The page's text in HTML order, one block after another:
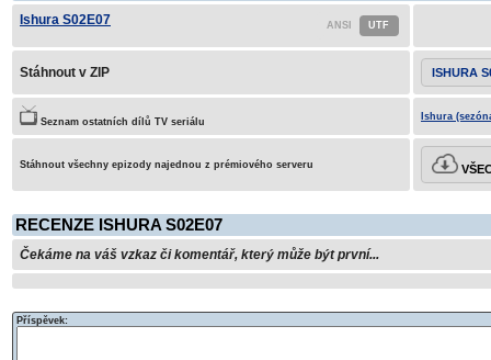
Ishura S02E07
Stáhnout v ZIP ISHURA
Seznam ostatních dílů TV seriálu Ishura
Stáhnout všechny epizody najednou z prémiového serveru
RECENZE ISHURA S02E07
Čekáme na váš vzkaz či komentář, který může být první...
Příspěvek: